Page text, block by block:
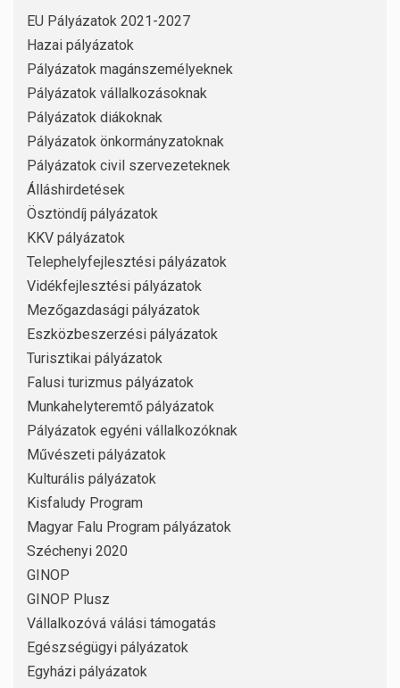
EU Pályázatok 2021-2027
Hazai pályázatok
Pályázatok magánszemélyeknek
Pályázatok vállalkozásoknak
Pályázatok diákoknak
Pályázatok önkormányzatoknak
Pályázatok civil szervezeteknek
Álláshirdetések
Ösztöndíj pályázatok
KKV pályázatok
Telephelyfejlesztési pályázatok
Vidékfejlesztési pályázatok
Mezőgazdasági pályázatok
Eszközbeszerzési pályázatok
Turisztikai pályázatok
Falusi turizmus pályázatok
Munkahelyteremtő pályázatok
Pályázatok egyéni vállalkozóknak
Művészeti pályázatok
Kulturális pályázatok
Kisfaludy Program
Magyar Falu Program pályázatok
Széchenyi 2020
GINOP
GINOP Plusz
Vállalkozóvá válási támogatás
Egészségügyi pályázatok
Egyházi pályázatok